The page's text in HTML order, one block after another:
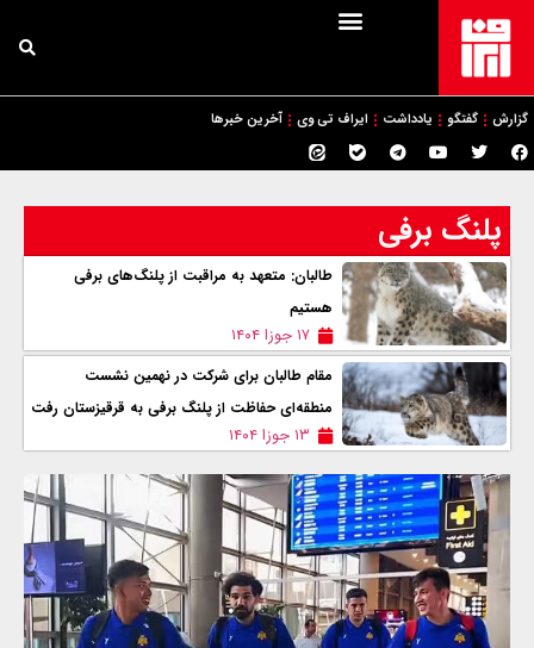
گزارش گفتگو یادداشت ایراف تی وی آخرین خبرها
پلنگ برفی
طالبان: متعهد به مراقبت از پلنگ‌های برفی
هستیم
۱۷ جوزا ۱۴۰۴
مقام طالبان برای شرکت در نهمین نشست
منطقه‌ای حفاظت از پلنگ برفی به قرقیزستان رفت
۱۳ جوزا ۱۴۰۴